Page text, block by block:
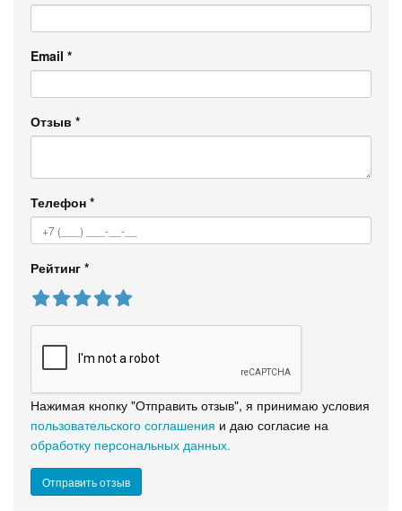
Email *
Отзыв *
Телефон *
Рейтинг *
Нажимая кнопку "Отправить отзыв", я принимаю условия
пользовательского соглашения и даю согласие на
обработку персональных данных.